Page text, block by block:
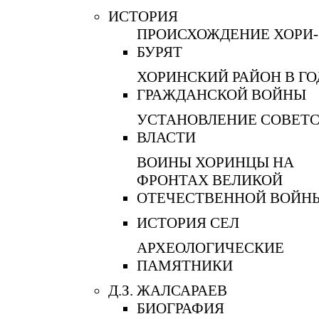
ИСТОРИЯ
ПРОИСХОЖДЕНИЕ ХОРИ-
БУРЯТ
ХОРИНСКИЙ РАЙОН В
ГРАЖДАНСКОЙ ВОЙНЫ
УСТАНОВЛЕНИЕ
ВЛАСТИ
ВОИНЫ ХОРИНЦЫ НА
ФРОНТАХ ВЕЛИКОЙ
ОТЕЧЕСТВЕННОЙ
ИСТОРИЯ СЕЛ
АРХЕОЛОГИЧЕСКИЕ
ПАМЯТНИКИ
Д.З. ЖАЛСАРАЕВ
БИОГРАФИЯ